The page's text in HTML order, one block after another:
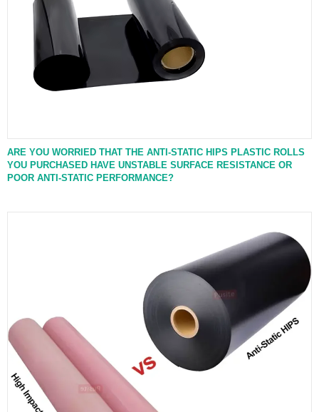
ARE YOU WORRIED THAT THE ANTI-STATIC HIPS PLASTIC ROLLS
YOU PURCHASED HAVE UNSTABLE SURFACE RESISTANCE OR
POOR ANTI-STATIC PERFORMANCE?